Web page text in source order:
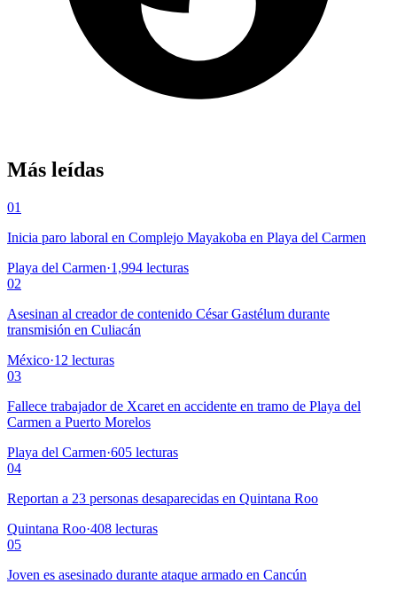
Más leídas
01
Inicia paro laboral en Complejo Mayakoba en Playa del Carmen
Playa del Carmen·1,994 lecturas
02
Asesinan al creador de contenido César Gastélum durante
transmisión en Culiacán
México·12 lecturas
03
Fallece trabajador de Xcaret en accidente en tramo de Playa del
Carmen a Puerto Morelos
Playa del Carmen·605 lecturas
04
Reportan a 23 personas desaparecidas en Quintana Roo
Quintana Roo·408 lecturas
05
Joven es asesinado durante ataque armado en Cancún